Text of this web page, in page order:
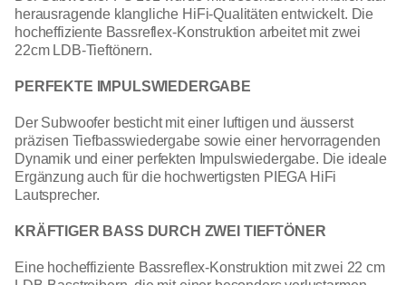
herausragende klangliche HiFi-Qualitäten entwickelt. Die
hocheffiziente Bassreflex-Konstruktion arbeitet mit zwei
22cm LDB-Tieftönern.
PERFEKTE IMPULSWIEDERGABE
Der Subwoofer besticht mit einer luftigen und äusserst
präzisen Tiefbasswiedergabe sowie einer hervorragenden
Dynamik und einer perfekten Impulswiedergabe. Die ideale
Ergänzung auch für die hochwertigsten PIEGA HiFi
Lautsprecher.
KRÄFTIGER BASS DURCH ZWEI TIEFTÖNER
Eine hocheffiziente Bassreflex-Konstruktion mit zwei 22 cm